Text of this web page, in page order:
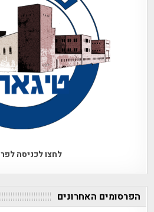
לחצו לכניסה
הפרסומים האחרונים